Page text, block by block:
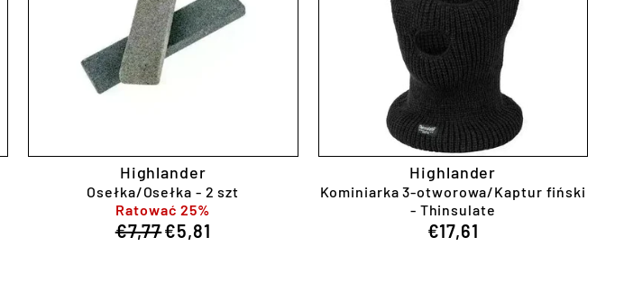
Highlander
Osełka/Osełka - 2 szt
Ratować 25%
Regular
price
€7,77
Sale
price
€5,81
Highlander
Kominiarka 3-otworowa/Kaptur fiński
- Thinsulate
€17,61